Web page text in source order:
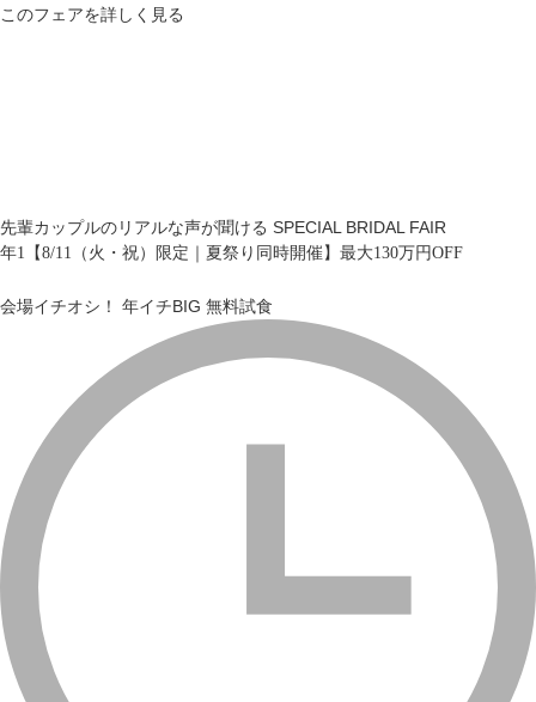
このフェアを詳しく見る
先輩カップルのリアルな声が聞ける SPECIAL BRIDAL FAIR
年1【8/11（火・祝）限定｜夏祭り同時開催】最大130万円OFF
会場イチオシ！ 年イチBIG 無料試食